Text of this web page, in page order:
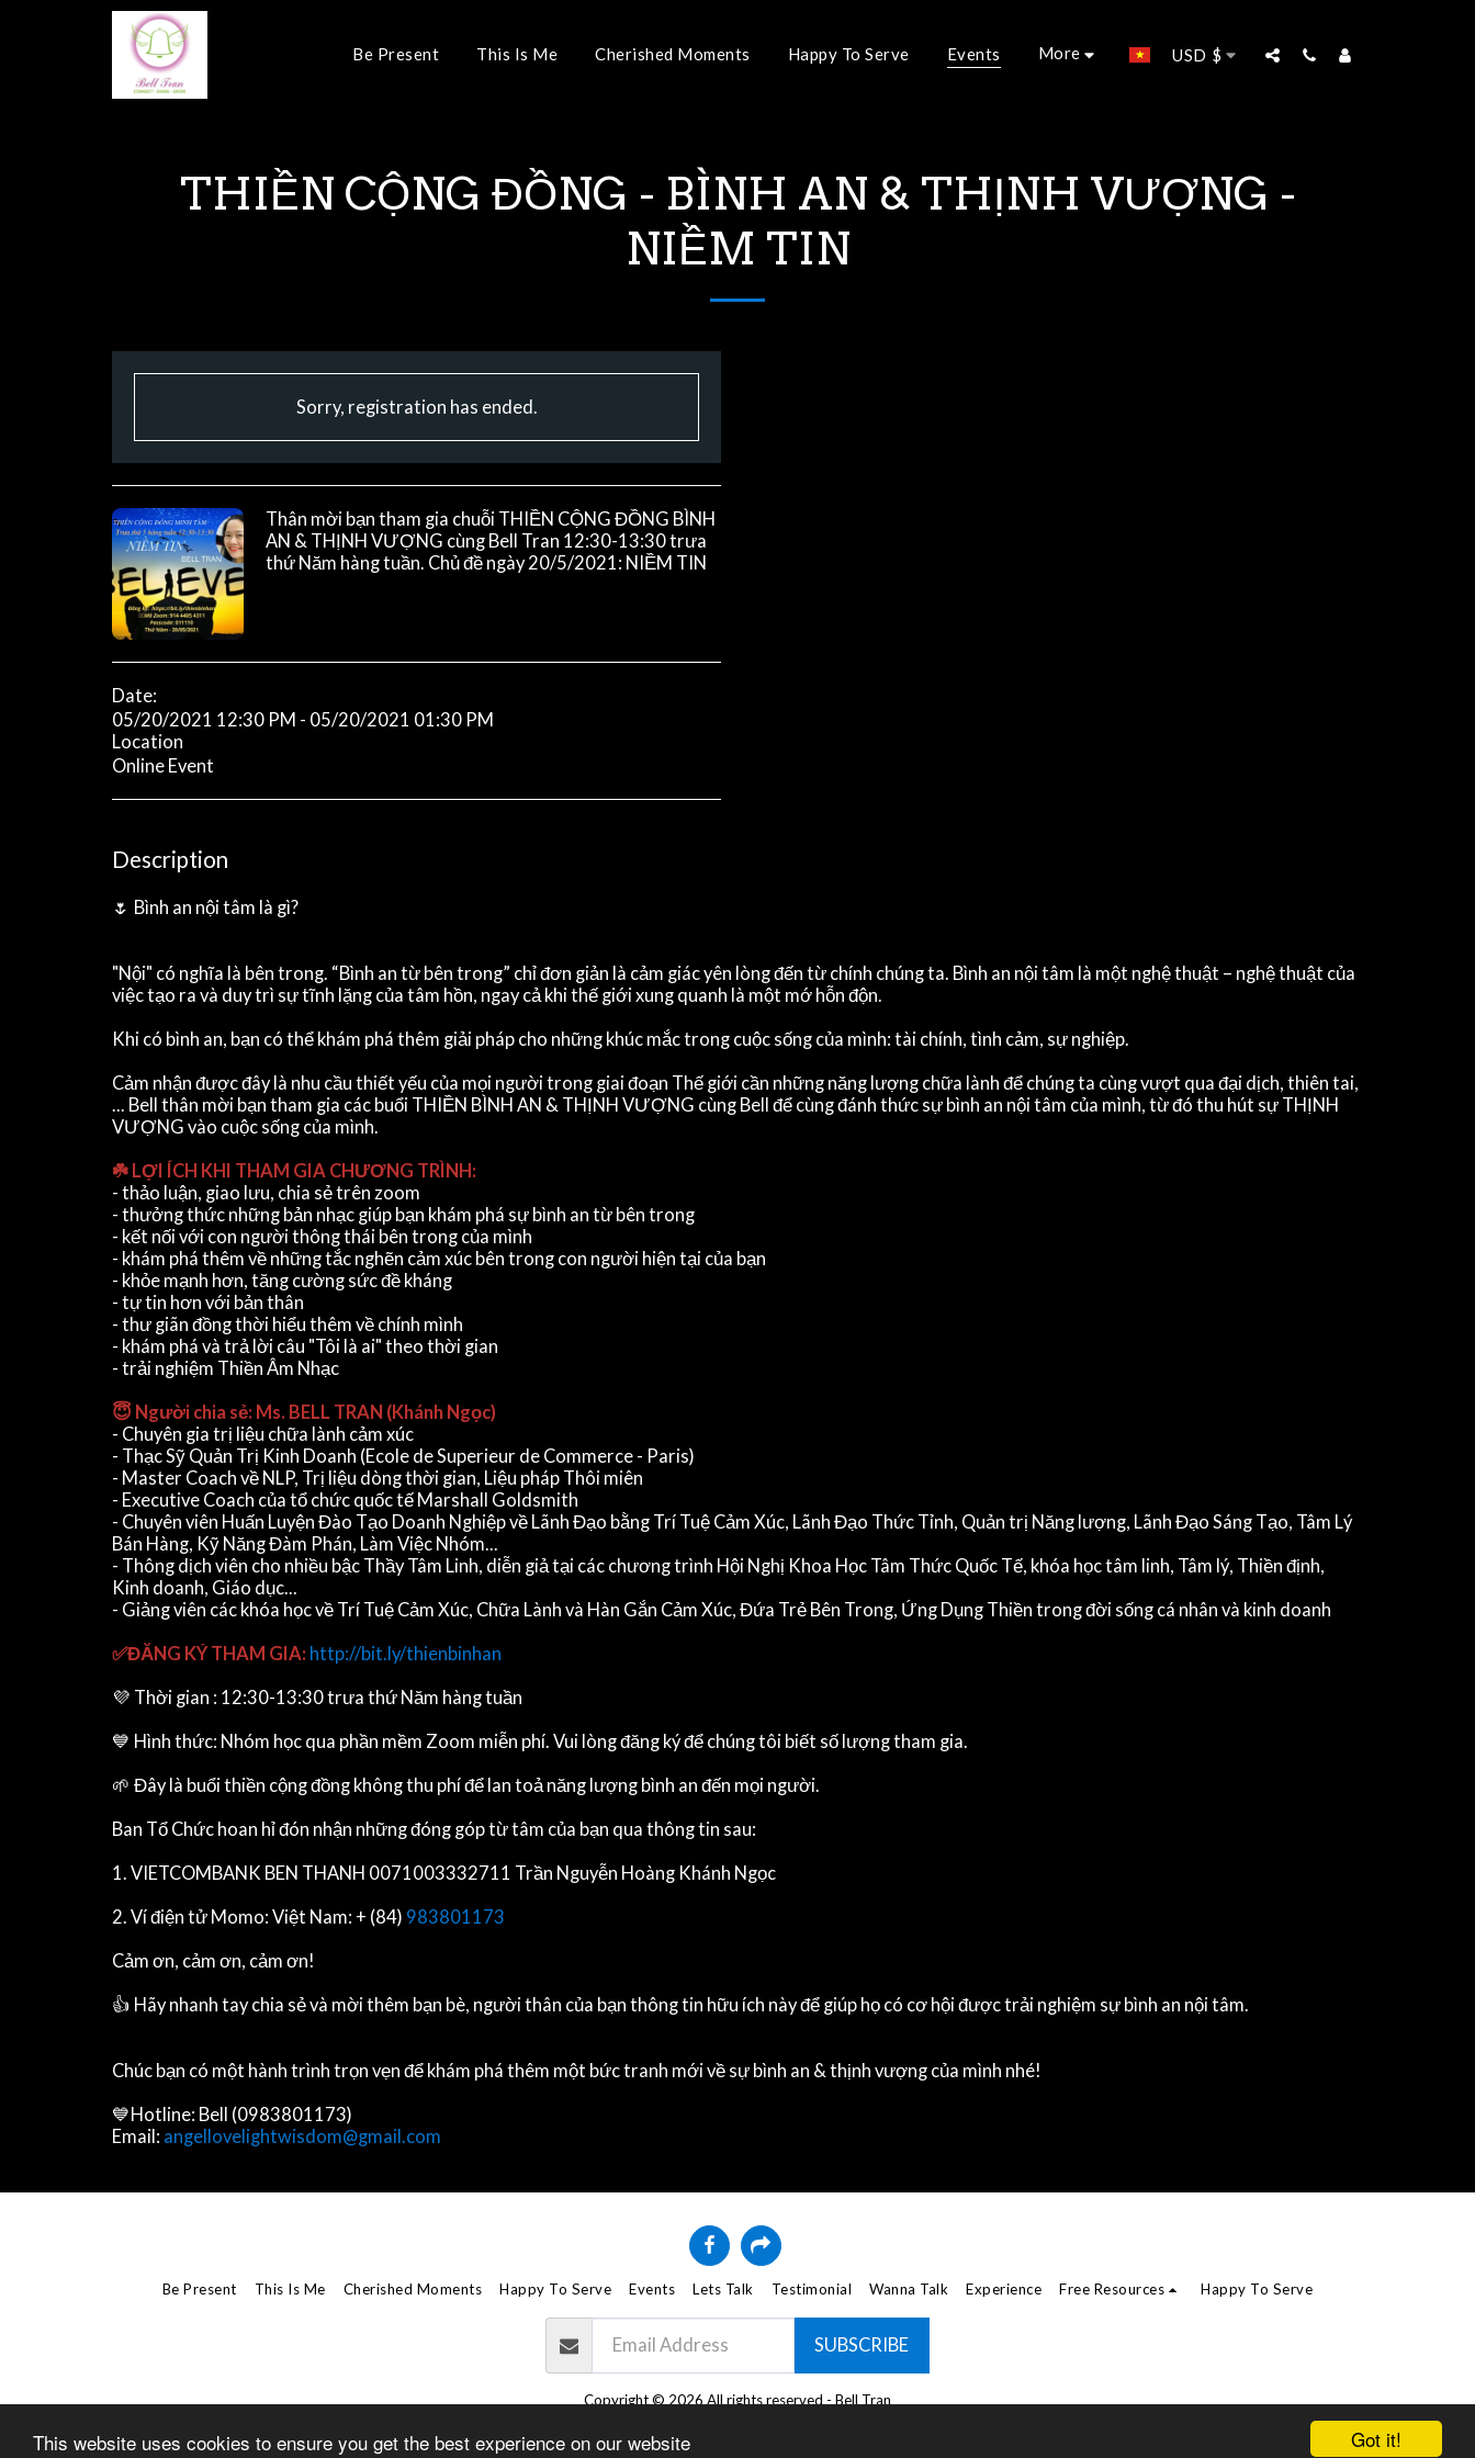
Got it!
This website uses cookies to ensure you get the best experience on our website
Be Present This Is Me Cherished Moments Happy To Serve Events More USD $
THIỀN CỘNG ĐỒNG - BÌNH AN & THỊNH VƯỢNG -
NIỀM TIN
Sorry, registration has ended.
Thân mời bạn tham gia chuỗi THIỀN CỘNG ĐỒNG BÌNH
AN & THỊNH VƯỢNG cùng Bell Tran 12:30-13:30 trưa
thứ Năm hàng tuần. Chủ đề ngày 20/5/2021: NIỀM TIN
Date:
05/20/2021 12:30 PM - 05/20/2021 01:30 PM
Location
Online Event
Description
🌷 Bình an nội tâm là gì?
"Nội" có nghĩa là bên trong. “Bình an từ bên trong” chỉ đơn giản là cảm giác yên lòng đến từ chính chúng ta. Bình an nội tâm là một nghệ thuật – nghệ thuật của
việc tạo ra và duy trì sự tĩnh lặng của tâm hồn, ngay cả khi thế giới xung quanh là một mớ hỗn độn.
Khi có bình an, bạn có thể khám phá thêm giải pháp cho những khúc mắc trong cuộc sống của mình: tài chính, tình cảm, sự nghiệp.
Cảm nhận được đây là nhu cầu thiết yếu của mọi người trong giai đoạn Thế giới cần những năng lượng chữa lành để chúng ta cùng vượt qua đại dịch, thiên tai,
... Bell thân mời bạn tham gia các buổi THIỀN BÌNH AN & THỊNH VƯỢNG cùng Bell để cùng đánh thức sự bình an nội tâm của mình, từ đó thu hút sự THỊNH
VƯỢNG vào cuộc sống của mình.
☘️ LỢI ÍCH KHI THAM GIA CHƯƠNG TRÌNH:
- thảo luận, giao lưu, chia sẻ trên zoom
- thưởng thức những bản nhạc giúp bạn khám phá sự bình an từ bên trong
- kết nối với con người thông thái bên trong của mình
- khám phá thêm về những tắc nghẽn cảm xúc bên trong con người hiện tại của bạn
- khỏe mạnh hơn, tăng cường sức đề kháng
- tự tin hơn với bản thân
- thư giãn đồng thời hiểu thêm về chính mình
- khám phá và trả lời câu "Tôi là ai" theo thời gian
- trải nghiệm Thiền Âm Nhạc
😇 Người chia sẻ: Ms. BELL TRAN (Khánh Ngọc)
- Chuyên gia trị liệu chữa lành cảm xúc
- Thạc Sỹ Quản Trị Kinh Doanh (Ecole de Superieur de Commerce - Paris)
- Master Coach về NLP, Trị liệu dòng thời gian, Liệu pháp Thôi miên
- Executive Coach của tổ chức quốc tế Marshall Goldsmith
- Chuyên viên Huấn Luyện Đào Tạo Doanh Nghiệp về Lãnh Đạo bằng Trí Tuệ Cảm Xúc, Lãnh Đạo Thức Tỉnh, Quản trị Năng lượng, Lãnh Đạo Sáng Tạo, Tâm Lý
Bán Hàng, Kỹ Năng Đàm Phán, Làm Việc Nhóm...
- Thông dịch viên cho nhiều bậc Thầy Tâm Linh, diễn giả tại các chương trình Hội Nghị Khoa Học Tâm Thức Quốc Tế, khóa học tâm linh, Tâm lý, Thiền định,
Kinh doanh, Giáo dục...
- Giảng viên các khóa học về Trí Tuệ Cảm Xúc, Chữa Lành và Hàn Gắn Cảm Xúc, Đứa Trẻ Bên Trong, Ứng Dụng Thiền trong đời sống cá nhân và kinh doanh
✅ĐĂNG KÝ THAM GIA: http://bit.ly/thienbinhan
💜 Thời gian : 12:30-13:30 trưa thứ Năm hàng tuần
💙 Hình thức: Nhóm học qua phần mềm Zoom miễn phí. Vui lòng đăng ký để chúng tôi biết số lượng tham gia.
🌱 Đây là buổi thiền cộng đồng không thu phí để lan toả năng lượng bình an đến mọi người.
Ban Tổ Chức hoan hỉ đón nhận những đóng góp từ tâm của bạn qua thông tin sau:
1. VIETCOMBANK BEN THANH 0071003332711 Trần Nguyễn Hoàng Khánh Ngọc
2. Ví điện tử Momo: Việt Nam: + (84) 983801173
Cảm ơn, cảm ơn, cảm ơn!
👍 Hãy nhanh tay chia sẻ và mời thêm bạn bè, người thân của bạn thông tin hữu ích này để giúp họ có cơ hội được trải nghiệm sự bình an nội tâm.
Chúc bạn có một hành trình trọn vẹn để khám phá thêm một bức tranh mới về sự bình an & thịnh vượng của mình nhé!
💙Hotline: Bell (0983801173)
Email: angellovelightwisdom@gmail.com
Be Present This Is Me Cherished Moments Happy To Serve Events Lets Talk Testimonial Wanna Talk Experience Free Resources Happy To Serve
SUBSCRIBE
Copyright © 2026 All rights reserved - Bell Tran